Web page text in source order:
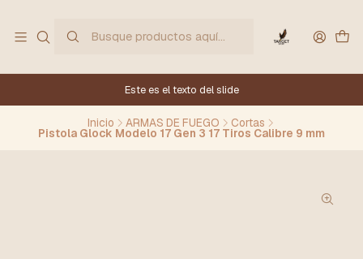
Este es el texto del slide
Inicio ARMAS DE FUEGO Cortas
Pistola Glock Modelo 17 Gen 3 17 Tiros Calibre 9 mm